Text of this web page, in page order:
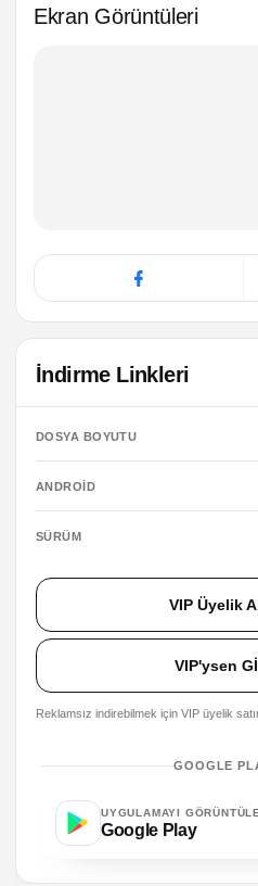
Ekran Görüntüleri
İndirme Linkleri
DOSYA BOYUTU
ANDROID
SÜRÜM
VIP Üyelik
VIP'ysen
Reklamsız indirebilmek için VIP üyelik satın
GOOGLE
UYGULAMAYI GÖRÜNTÜLE
Google Play